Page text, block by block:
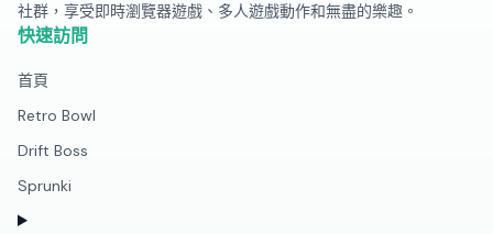
社群，享受即時瀏覽器遊戲、多人遊戲動作和無盡的樂趣。
快速訪問
首頁
Retro Bowl
Drift Boss
Sprunki